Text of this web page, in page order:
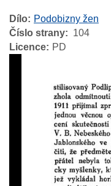
Dílo
Podobizny žen
Číslo strany
104
Licence
PD